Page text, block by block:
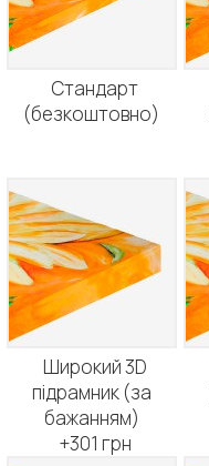
Стандарт
(безкоштовно)
Широкий 3D
підрамник (за
бажанням)
+301 грн